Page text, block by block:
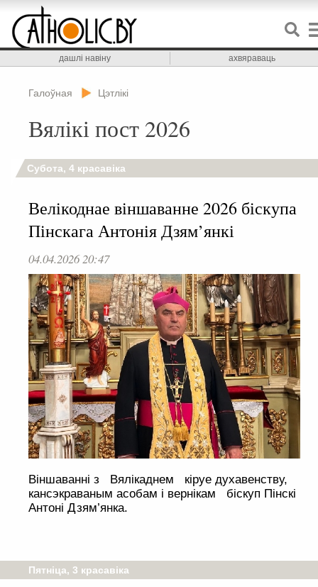
дашлі навіну ахвяраваць
Галоўная Цэтлікі
Вялікі пост 2026
Субота, 4 красавіка
Велікоднае віншаванне 2026 біскупа
Пінскага Антонія Дзям’янкі
04.04.2026 20:47
Віншаванні з Вялікаднем кіруе духавенству,
кансэкраваным асобам і вернікам біскуп Пінскі
Антоні Дзям’янка.
Пятніца, 3 красавіка